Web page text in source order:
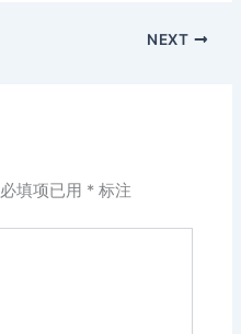
NEXT
必填项已用 * 标注